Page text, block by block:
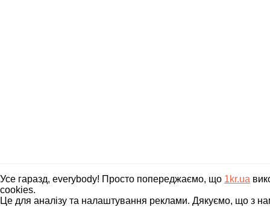
Усе гаразд, everybody! Просто попереджаємо, що 1kr.ua
cookies.
Це для аналізу та налаштування реклами. Дякуємо, що з